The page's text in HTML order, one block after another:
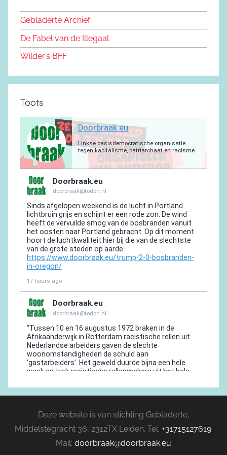
n
b
o
o
Gebladerte Archief
De Fabel van de Illegaal
Wilder’s BFF
Toots
Deze website is van stichting Gebladerte,
Middelstegracht 36, 2312TX Leiden. Tel: +31715127619.
Mail: doorbraak@doorbraak.eu